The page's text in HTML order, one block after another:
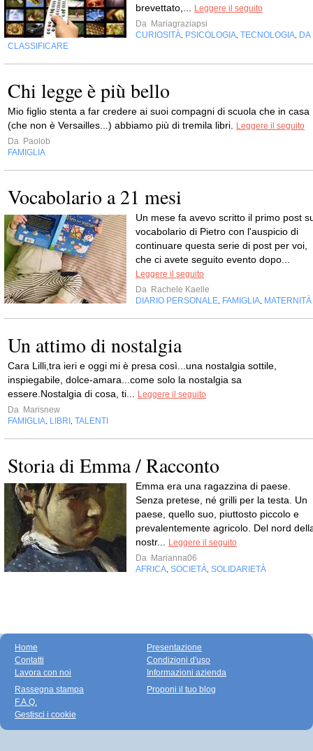
brevettato,...
Leggere il seguito
Da Mariagraziapsi
CURIOSITÀ PSICOLOGIA TECNOLOGIA DA
CLASSIFICARE
Chi legge è più bello
Mio figlio stenta a far credere ai suoi compagni di scuola che in casa
(che non è Versailles...) abbiamo più di tremila libri.
Leggere il seguito
Da Paolob
FAMIGLIA
Vocabolario a 21 mesi
Un mese fa avevo scritto il primo post
vocabolario di Pietro con l'auspicio di
continuare questa serie di post per voi,
che ci avete seguito evento dopo...
Leggere il seguito
Da Rachele Kaelle
DIARIO PERSONALE FAMIGLIA MATERNITÀ
Un attimo di nostalgia
Cara Lilli,tra ieri e oggi mi è presa così...una nostalgia sottile,
inspiegabile, dolce-amara...come solo la nostalgia sa
essere.Nostalgia di cosa, ti...
Leggere il seguito
Da Marisnew
FAMIGLIA LIBRI TALENTI
Storia di Emma / Racconto
Emma era una ragazzina di paese.
Senza pretese, né grilli per la testa. Un
paese, quello suo, piuttosto piccolo e
prevalentemente agricolo. Del nord
nostr...
Leggere il seguito
Da Marianna06
AFRICA SOCIETÀ SOLIDARIETÀ
Home
Contatti
Lavora con noi
Presentazione
Condizioni d'uso
Informazioni azienda
Rassegna stampa
F.A.Q.
Gestisci i cookie
Proponi il tuo blog